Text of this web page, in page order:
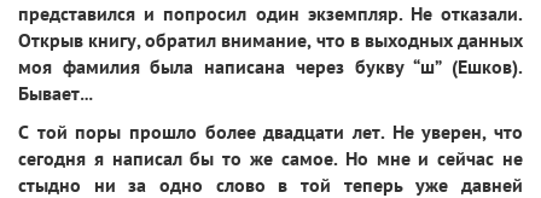
представился и попросил один экземпляр. Не отказали.
Открыв книгу, обратил внимание, что в выходных данных
моя фамилия была написана через букву “ш” (Ешков).
Бывает…
С той поры прошло более двадцати лет. Не уверен, что
сегодня я написал бы то же самое. Но мне и сейчас не
стыдно ни за одно слово в той теперь уже давней